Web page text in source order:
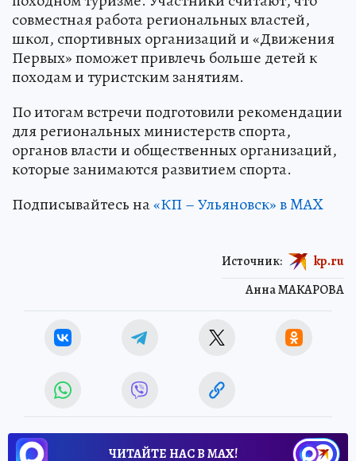
совместная работа региональных властей,
школ, спортивных организаций и «Движения
Первых» поможет привлечь больше детей к
походам и туристским занятиям.
По итогам встречи подготовили рекомендации
для региональных министерств спорта,
органов власти и общественных организаций,
которые занимаются развитием спорта.
Подписывайтесь на«КП – Ульяновск» в MAX
Анна МАКАРОВА
Источник: kp.ru
ЧИТАЙТЕ НАС В МАХ!